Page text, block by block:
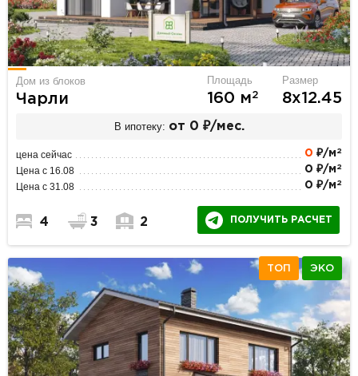
Дом из блоков
Чарли
Площадь
160 м2
Размер
8х12.45
В ипотеку: от 0 ₽/мес.
цена сейчас 0 ₽/м 2
Цена с 16.08 0 ₽/м 2
Цена с 31.08 0 ₽/м 2
4 3 2 ПОЛУЧИТЬ РАСЧЕТ
ТОП ЭКО